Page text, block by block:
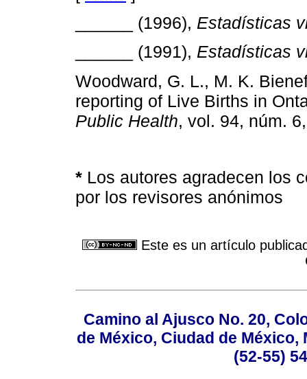
______ (1996), Estadísticas
______ (1991), Estadísticas
Woodward, G. L., M. K.
reporting of Live Births in
Public Health, vol. 94, núm.
* Los autores agradecen los
por los revisores anónimos
Este es un artículo
Camino al Ajusco No. 20,
de México, Ciudad de México,
(52-55)